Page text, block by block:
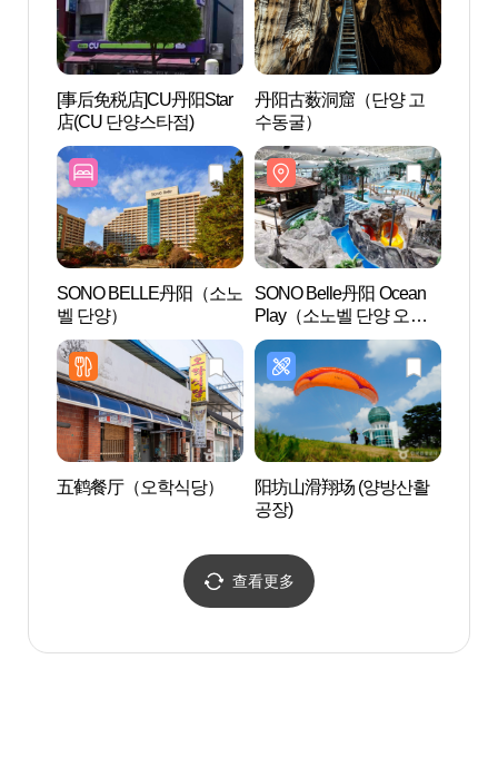
[事后免税店]CU丹阳Star
店(CU 단양스타점)
丹阳古薮洞窟（단양 고
수동굴）
SONO BELLE丹阳（소노
벨 단양）
SONO Belle丹阳 Ocean
Play（소노벨 단양 오션
플레이）
五鹤餐厅（오학식당）
阳坊山滑翔场 (양방산활
공장)
查看更多